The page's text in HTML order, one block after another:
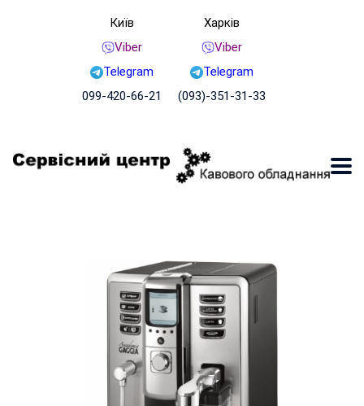
Київ
Viber
Telegram
099-420-66-21
Харків
Viber
Telegram
(093)-351-31-33